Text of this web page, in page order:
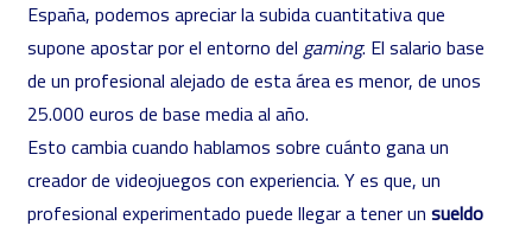
España, podemos apreciar la subida cuantitativa que
supone apostar por el entorno del gaming. El salario base
de un profesional alejado de esta área es menor, de unos
25.000 euros de base media al año.
Esto cambia cuando hablamos sobre cuánto gana un
creador de videojuegos con experiencia. Y es que, un
profesional experimentado puede llegar a tener un sueldo